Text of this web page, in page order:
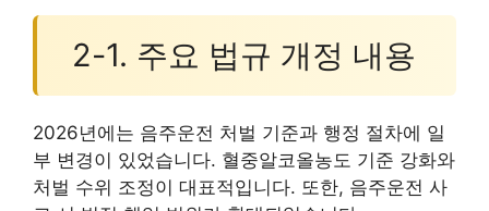
2-1. 주요 법규 개정 내용
2026년에는 음주운전 처벌 기준과 행정 절차에 일
부 변경이 있었습니다. 혈중알코올농도 기준 강화와
처벌 수위 조정이 대표적입니다. 또한, 음주운전 사